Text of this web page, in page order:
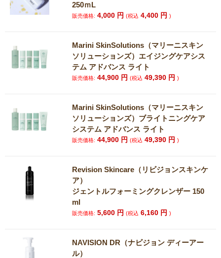
250ｍL
販売価格: 4,000 円(税込 4,400 円)
Marini SkinSolutions（マリーニスキン
ソリューションズ）エイジングケアシス
テム アドバンス ライト
販売価格: 44,900 円(税込 49,390 円)
Marini SkinSolutions（マリーニスキン
ソリューションズ）ブライトニングケア
システム アドバンス ライト
販売価格: 44,900 円(税込 49,390 円)
Revision Skincare（リビジョンスキンケ
ア）
ジェントルフォーミングクレンザー 150
ml
販売価格: 5,600 円(税込 6,160 円)
NAVISION DR（ナビジョン ディーアー
ル）